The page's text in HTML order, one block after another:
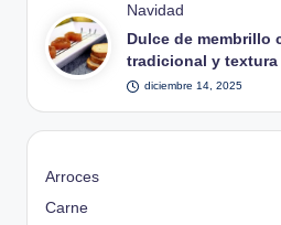
Publicado
en
Navidad
Dulce de membrillo
tradicional y textura
diciembre 14, 2025
Arroces
Carne